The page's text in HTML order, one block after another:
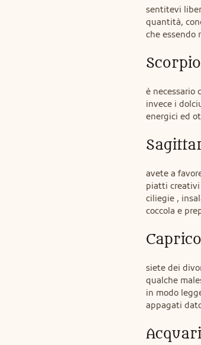
sentitevi
quantità,
che essendo
è necessario
invece i
energici ed
avete a
piatti creativi
ciliegie ,
coccola e
siete dei
qualche
in modo
appagati